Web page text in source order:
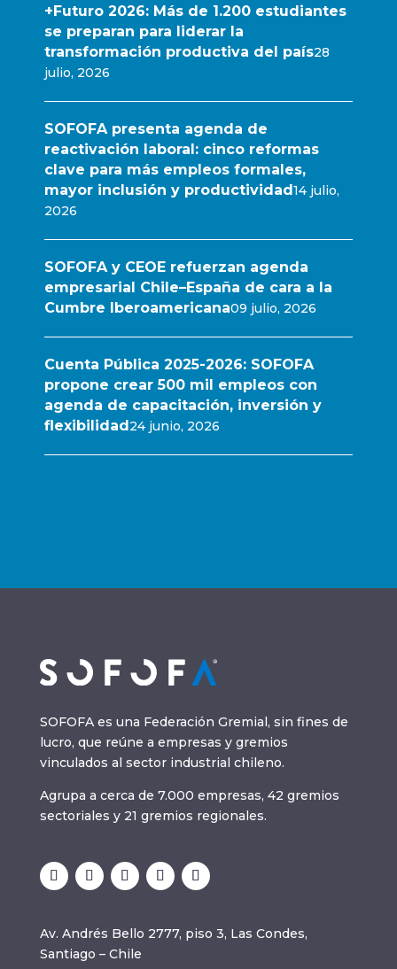
+Futuro 2026: Más de 1.200 estudiantes
se preparan para liderar la
transformación productiva del país28
julio, 2026
SOFOFA presenta agenda de
reactivación laboral: cinco reformas
clave para más empleos formales,
mayor inclusión y productividad14 julio,
2026
SOFOFA y CEOE refuerzan agenda
empresarial Chile–España de cara a la
Cumbre Iberoamericana09 julio, 2026
Cuenta Pública 2025-2026: SOFOFA
propone crear 500 mil empleos con
agenda de capacitación, inversión y
flexibilidad24 junio, 2026
SOFOFA es una Federación Gremial, sin fines de
lucro, que reúne a empresas y gremios
vinculados al sector industrial chileno.
Agrupa a cerca de 7.000 empresas, 42 gremios
sectoriales y 21 gremios regionales.
Av. Andrés Bello 2777, piso 3, Las Condes,
Santiago – Chile